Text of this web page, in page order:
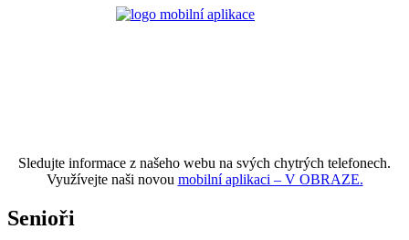
Sledujte informace z našeho webu na svých chytrých telefonech.
Využívejte naši novou mobilní aplikaci – V OBRAZE.
Senioři